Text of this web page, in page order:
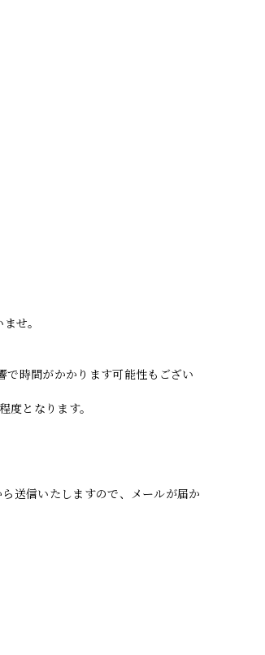
せ。
時間がかかります可能性もござい
となります。
ら送信いたしますので、メールが届か